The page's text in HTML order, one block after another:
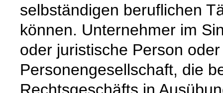
selbständigen beruflichen
können. Unternehmer im
oder juristische Person
Personengesellschaft, die